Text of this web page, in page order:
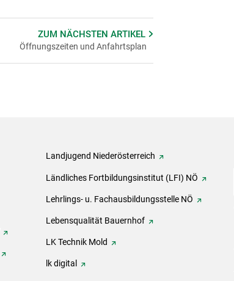
ZUM NÄCHSTENARTIKEL
Öffnungszeiten und Anfahrtsplan
Landjugend Niederösterreich
Ländliches Fortbildungsinstitut (LFI) NÖ
Lehrlings- u. Fachausbildungsstelle NÖ
Lebensqualität Bauernhof
LK Technik Mold
lk digital